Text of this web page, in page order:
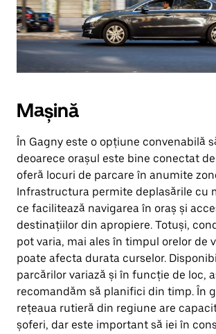
Mașină
În Gagny este o opțiune convenabilă
deoarece orașul este bine conectat
oferă locuri de parcare în anumite
Infrastructura permite deplasările cu
ce facilitează navigarea în oraș și
destinațiilor din apropiere. Totuși,
pot varia, mai ales în timpul orelor de
poate afecta durata curselor.
parcărilor variază și în funcție de loc,
recomandăm să planifici din timp. În
rețeaua rutieră din regiune are
șoferi, dar este important să iei în